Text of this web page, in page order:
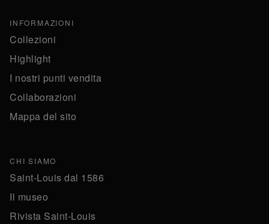
INFORMAZIONI
Collezioni
Highlight
I nostri punti vendita
Collaborazioni
Mappa del sito
CHI SIAMO
Saint-Louis dal 1586
Il museo
Rivista Saint-Louis